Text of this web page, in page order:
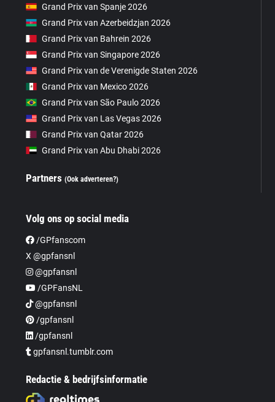
Grand Prix van Spanje 2026
Grand Prix van Azerbeidzjan 2026
Grand Prix van Bahrein 2026
Grand Prix van Singapore 2026
Grand Prix van de Verenigde Staten 2026
Grand Prix van Mexico 2026
Grand Prix van São Paulo 2026
Grand Prix van Las Vegas 2026
Grand Prix van Qatar 2026
Grand Prix van Abu Dhabi 2026
Partners(Ook adverteren?)
Volg ons op social media
/GPfanscom
X @gpfansnl
@gpfansnl
/GPFansNL
@gpfansnl
/gpfansnl
/gpfansnl
gpfansnl.tumblr.com
Redactie & bedrijfsinformatie